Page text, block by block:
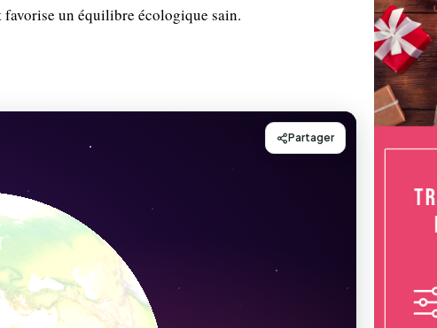
un équilibre écologique sain.